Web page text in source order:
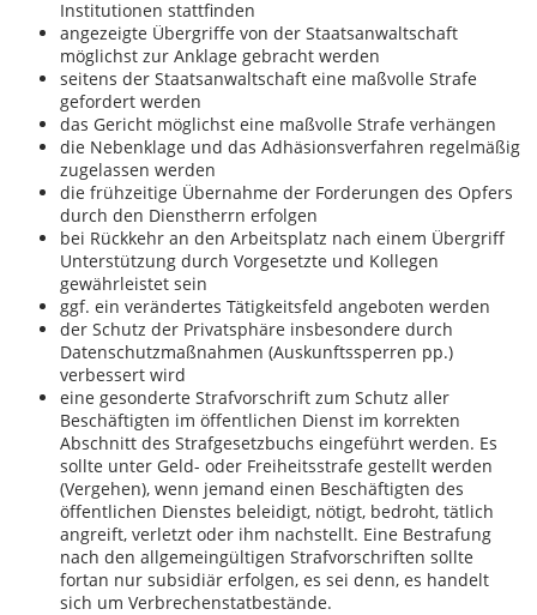
Institutionen stattfinden
angezeigte Übergriffe von der Staatsanwaltschaft
möglichst zur Anklage gebracht werden
seitens der Staatsanwaltschaft eine maßvolle Strafe
gefordert werden
das Gericht möglichst eine maßvolle Strafe verhängen
die Nebenklage und das Adhäsionsverfahren regelmäßig
zugelassen werden
die frühzeitige Übernahme der Forderungen des Opfers
durch den Dienstherrn erfolgen
bei Rückkehr an den Arbeitsplatz nach einem Übergriff
Unterstützung durch Vorgesetzte und Kollegen
gewährleistet sein
ggf. ein verändertes Tätigkeitsfeld angeboten werden
der Schutz der Privatsphäre insbesondere durch
Datenschutzmaßnahmen (Auskunftssperren pp.)
verbessert wird
eine gesonderte Strafvorschrift zum Schutz aller
Beschäftigten im öffentlichen Dienst im korrekten
Abschnitt des Strafgesetzbuchs eingeführt werden. Es
sollte unter Geld- oder Freiheitsstrafe gestellt werden
(Vergehen), wenn jemand einen Beschäftigten des
öffentlichen Dienstes beleidigt, nötigt, bedroht, tätlich
angreift, verletzt oder ihm nachstellt. Eine Bestrafung
nach den allgemeingültigen Strafvorschriften sollte
fortan nur subsidiär erfolgen, es sei denn, es handelt
sich um Verbrechenstatbestände.